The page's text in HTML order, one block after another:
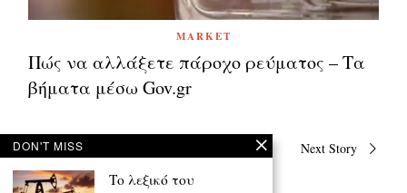
MARKET
Πώς να αλλάξετε πάροχο ρεύματος – Τα
βήματα μέσω Gov.gr
Πλοήγηση
άρθρων
Previous Story Next Story
DON'T MISS
Το λεξικό του